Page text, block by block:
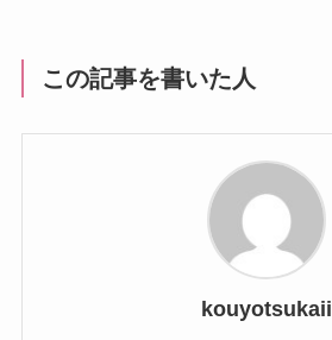
この記事を書いた人
kouyotsukaii